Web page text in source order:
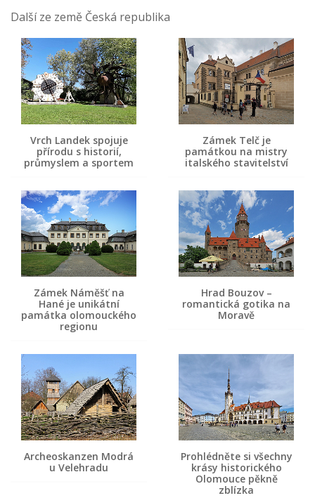
Další ze země Česká republika
Vrch Landek spojuje
přírodu s historií,
průmyslem a sportem
Zámek Telč je
památkou na mistry
italského stavitelství
Zámek Náměšť na
Hané je unikátní
památka olomouckého
regionu
Hrad Bouzov –
romantická gotika na
Moravě
Archeoskanzen Modrá
u Velehradu
Prohlédněte si všechny
krásy historického
Olomouce pěkně
zblízka